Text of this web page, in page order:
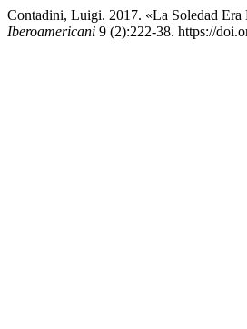
Contadini, Luigi. 2017. «La Soledad
Iberoamericani 9 (2):222-38. https://